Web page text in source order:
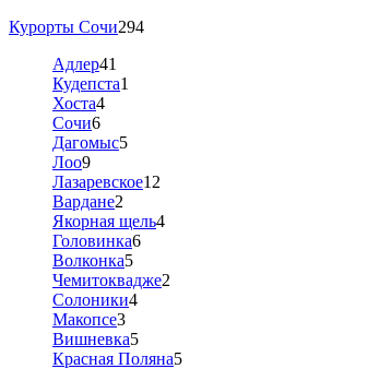
Курорты Сочи294
Адлер41
Кудепста1
Хоста4
Сочи6
Дагомыс5
Лоо9
Лазаревское12
Вардане2
Якорная щель4
Головинка6
Волконка5
Чемитоквадже2
Солоники4
Макопсе3
Вишневка5
Красная Поляна5